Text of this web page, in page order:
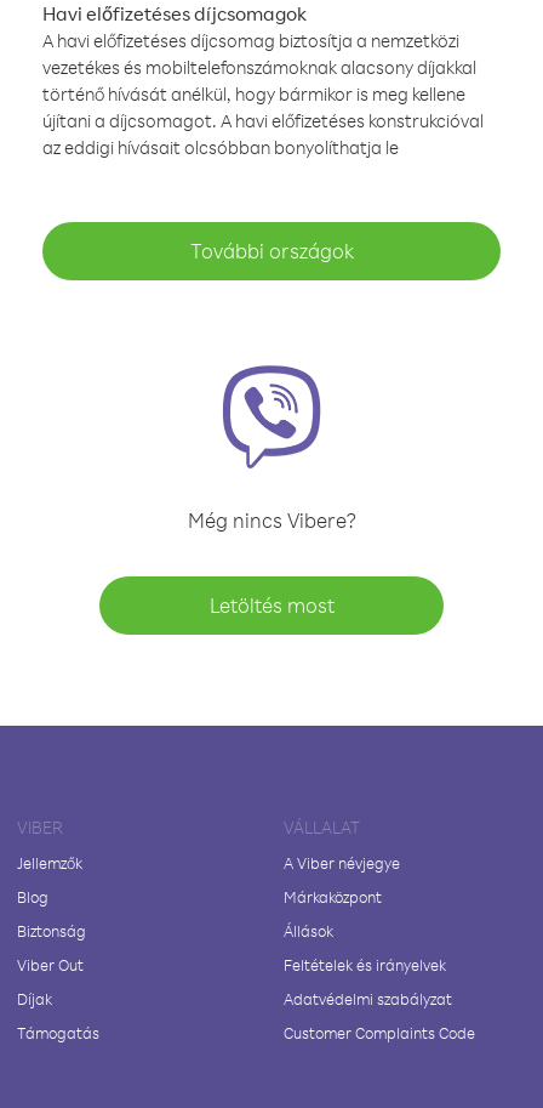
Havi előfizetéses díjcsomagok
A havi előfizetéses díjcsomag biztosítja a nemzetközi
vezetékes és mobiltelefonszámoknak alacsony díjakkal
történő hívását anélkül, hogy bármikor is meg kellene
újítani a díjcsomagot. A havi előfizetéses konstrukcióval
az eddigi hívásait olcsóbban bonyolíthatja le
További országok
Még nincs Vibere?
Letöltés most
VIBER
Jellemzők
Blog
Biztonság
Viber Out
Díjak
Támogatás
VÁLLALAT
A Viber névjegye
Márkaközpont
Állások
Feltételek és irányelvek
Adatvédelmi szabályzat
Customer Complaints Code